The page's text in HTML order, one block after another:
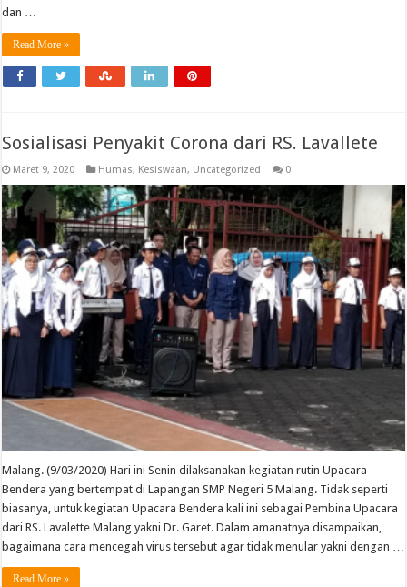
dan …
Read More »
Sosialisasi Penyakit Corona dari RS. Lavallete
Maret 9, 2020 Humas, Kesiswaan, Uncategorized 0
Malang. (9/03/2020) Hari ini Senin dilaksanakan kegiatan rutin Upacara
Bendera yang bertempat di Lapangan SMP Negeri 5 Malang. Tidak seperti
biasanya, untuk kegiatan Upacara Bendera kali ini sebagai Pembina Upacara
dari RS. Lavalette Malang yakni Dr. Garet. Dalam amanatnya disampaikan,
bagaimana cara mencegah virus tersebut agar tidak menular yakni dengan …
Read More »